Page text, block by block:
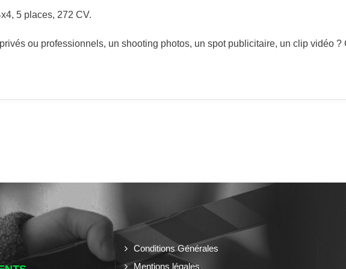
5 places, 272 CV.
ou professionnels, un shooting photos, un spot publicitaire, un clip vidéo ?
Conditions Générales
Mentions légales